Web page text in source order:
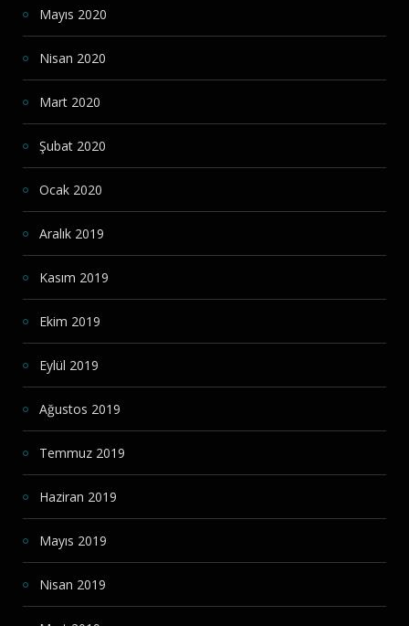
Mayıs 2020
Nisan 2020
Mart 2020
Şubat 2020
Ocak 2020
Aralık 2019
Kasım 2019
Ekim 2019
Eylül 2019
Ağustos 2019
Temmuz 2019
Haziran 2019
Mayıs 2019
Nisan 2019